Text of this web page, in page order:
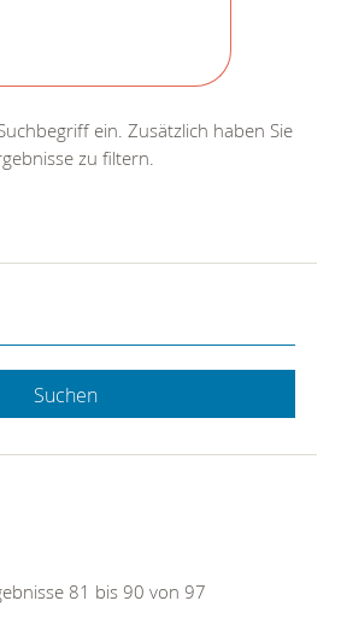
ein. Zusätzlich haben Sie
zu filtern.
Suchen
81 bis 90 von 97